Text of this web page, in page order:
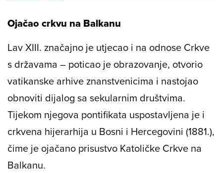
Ojačao crkvu na Balkanu
Lav XIII. značajno je utjecao i na odnose Crkve
s državama – poticao je obrazovanje, otvorio
vatikanske arhive znanstvenicima i nastojao
obnoviti dijalog sa sekularnim društvima.
Tijekom njegova pontifikata uspostavljena je i
crkvena hijerarhija u Bosni i Hercegovini (1881.),
čime je ojačano prisustvo Katoličke Crkve na
Balkanu.